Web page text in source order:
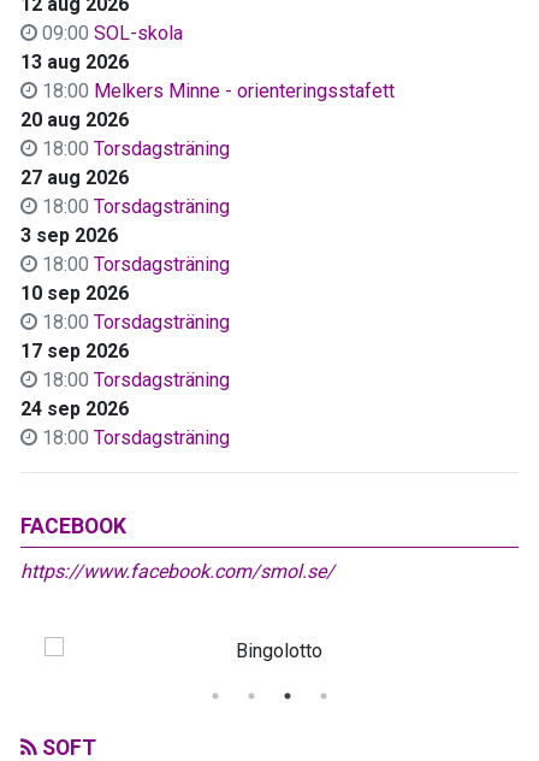
09:00 SOL-skola
13 aug 2026
18:00 Melkers Minne - orienteringsstafett
20 aug 2026
18:00 Torsdagsträning
27 aug 2026
18:00 Torsdagsträning
3 sep 2026
18:00 Torsdagsträning
10 sep 2026
18:00 Torsdagsträning
17 sep 2026
18:00 Torsdagsträning
24 sep 2026
18:00 Torsdagsträning
FACEBOOK
https://www.facebook.com/smol.se/
SOFT